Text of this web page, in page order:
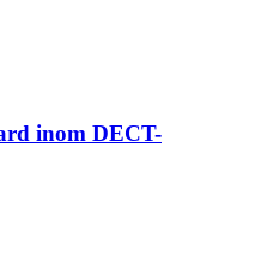
inom DECT-